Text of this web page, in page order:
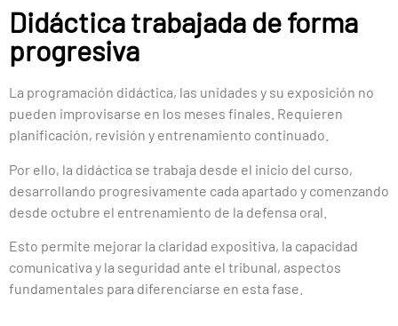
Didáctica trabajada de forma
progresiva
La programación didáctica, las unidades y su exposición no
pueden improvisarse en los meses finales. Requieren
planificación, revisión y entrenamiento continuado.
Por ello, la didáctica se trabaja desde el inicio del curso,
desarrollando progresivamente cada apartado y comenzando
desde octubre el entrenamiento de la defensa oral.
Esto permite mejorar la claridad expositiva, la capacidad
comunicativa y la seguridad ante el tribunal, aspectos
fundamentales para diferenciarse en esta fase.